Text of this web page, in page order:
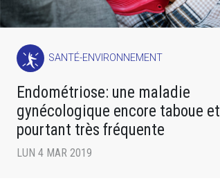
SANTÉ-ENVIRONNEMENT
Endométriose: une maladie
gynécologique encore taboue et
pourtant très fréquente
LUN 4 MAR 2019